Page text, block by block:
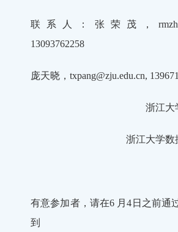
联系人：张荣茂，
13093762258
庞天晓，txpang@zju.edu.cn,
浙江大
浙江大学数
有意参加者，请在6 月4日之前通
到